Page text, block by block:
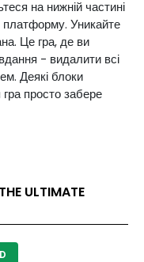
на нижній частині
платформу. Уникайте
Це гра, де ви
- видалити всі
Деякі блоки
просто забере
ULTIMATE